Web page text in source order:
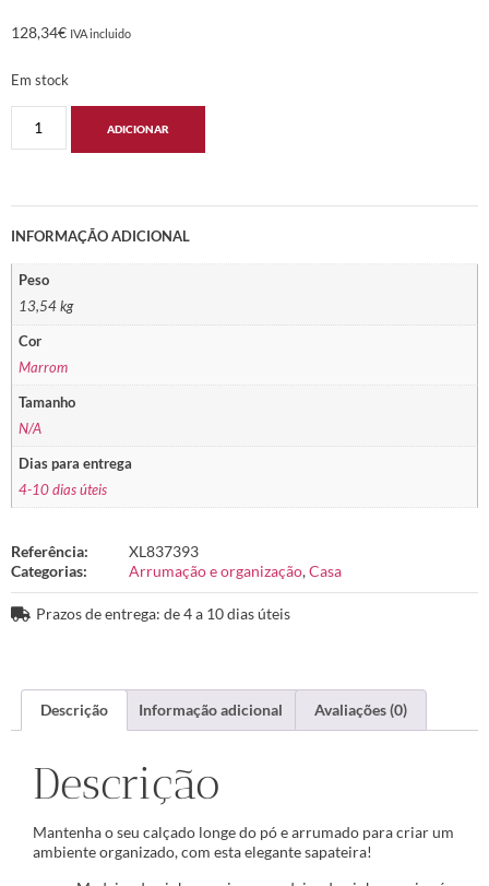
128,34€ IVA incluido
Em stock
ADICIONAR
INFORMAÇÃO ADICIONAL
Peso
13,54 kg
Cor
Marrom
Tamanho
N/A
Dias para entrega
4-10 dias úteis
Referência:
XL837393
Categorias:
Arrumação e organização,Casa
Prazos de entrega: de 4 a 10 dias úteis
Descrição Informação adicional Avaliações (0)
Descrição
Mantenha o seu calçado longe do pó e arrumado para criar um
ambiente organizado, com esta elegante sapateira!